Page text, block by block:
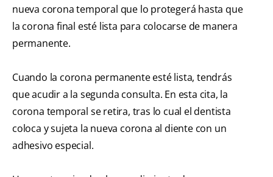
nueva corona temporal que lo protegerá hasta que
la corona final esté lista para colocarse de manera
permanente.
Cuando la corona permanente esté lista, tendrás
que acudir a la segunda consulta. En esta cita, la
corona temporal se retira, tras lo cual el dentista
coloca y sujeta la nueva corona al diente con un
adhesivo especial.